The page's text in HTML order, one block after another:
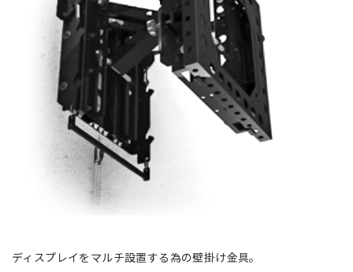
ディスプレイをマルチ設置する為の壁掛け金具。